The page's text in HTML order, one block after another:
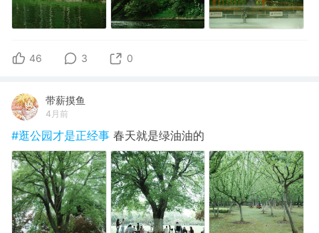
46 3 0
带薪摸鱼
4月前
#逛公园才是正经事 春天就是绿油油的